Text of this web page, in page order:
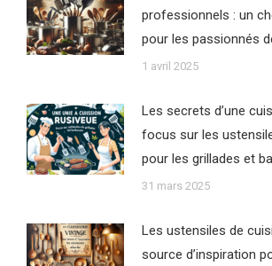
professionnels : un
pour les passionnés
1 avril 2025
Les secrets d’une
focus sur les
pour les grillades et
31 mars 2025
Les ustensiles de
source d’inspiration